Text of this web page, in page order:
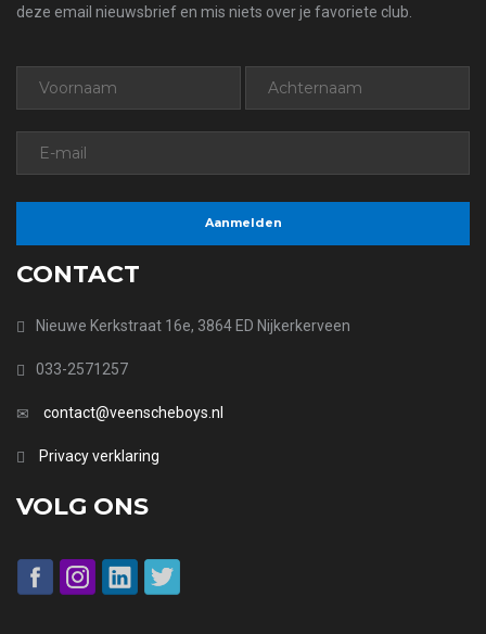
deze email nieuwsbrief en mis niets over je favoriete club.
CONTACT
Nieuwe Kerkstraat 16e, 3864 ED Nijkerkerveen
033-2571257
contact@veenscheboys.nl
Privacy verklaring
VOLG ONS